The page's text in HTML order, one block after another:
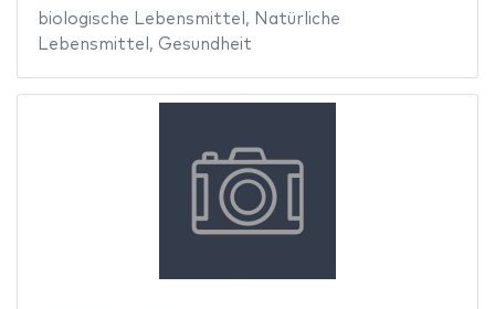
biologische Lebensmittel , Natürliche
Lebensmittel , Gesundheit